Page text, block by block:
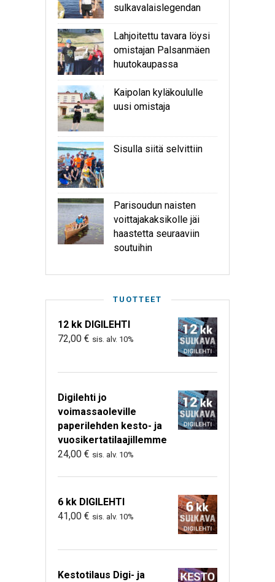
sulkavalaislegendan
Lahjoitettu tavara löysi
omistajan Palsanmäen
huutokaupassa
Kaipolan kyläkoululle
uusi omistaja
Sisulla siitä selvittiin
Parisoudun naisten
voittajakaksikolle jäi
haastetta seuraaviin
soutuihin
TUOTTEET
12 kk DIGILEHTI
72,00 € sis. alv. 10%
Digilehti jo
voimassaoleville
paperilehden kesto- ja
vuosikertatilaajillemme
24,00 € sis. alv. 10%
6 kk DIGILEHTI
41,00 € sis. alv. 10%
Kestotilaus Digi- ja